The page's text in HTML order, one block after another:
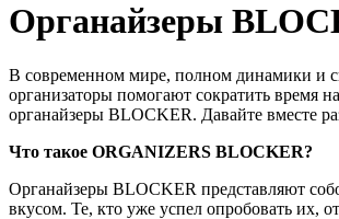
Органайзеры
В современном мире, полном динамики и
организаторы помогают сократить время
органайзеры BLOCKER. Давайте вместе
Что такое ORGANIZERS BLOCKER?
Органайзеры BLOCKER представляют
вкусом. Те, кто уже успел опробовать их,